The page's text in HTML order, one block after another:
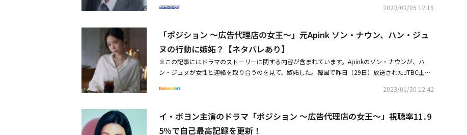
心強いし」と真心を表した。自身の目を避けるハンナの姿から真心を感じたヨンウは「それでは行き
てVCグループの婿になるんだ。すごいな」と淡々と話した。ハンナが「ふざけてるの？」と反応す
ると、ヨンウは彼女の手を握って「行こう。早速、婚姻届から出そう」と言った。ハンナがこれを拒
否すると、ようやく「常務、僕のことが好きですか？」と真剣な会話を求めた。そして「あなたは私
のことが好き？」と聞くハンナに「好きだ。みんなは君のことをキチガイと言っているけれど、僕は
思ってわざとカッとなっているのを見ると、かわいそうだし。本当におかしい。人々が挙げる君の短
た。ただし、彼は「でも、そのすべてを覆ってしまう本当の短所が1つある」とし、ハンナが財閥の
令嬢であることに言及した。ヨンウは「秘書と付き合えば常務の未来は終わるだろう。お嬢さんのこ
るコ・アイン（イ・ボヨン）とカン・ハンナ（ソン・ナウン）の姿が描かれた。この日、カン・ハン
も持たずに入ってきて映像が出来上がっていないとし、レビューしないと伝えた。これにカン・ハン
ナは困惑し、「約束した時間に完成できなかったから、コ常務の敗北でいいですよね？」と聞き、
コ・アインは「約束したのは今日の午後1時、ウウォンプレゼンテーション会場です」と余裕を見せ
た。続いて、彼女はチェ・チャンスにレビューをするなら聞くと話し、チェ・チャンスは競争プレゼ
ンテーションなのに1人でレビューできないと断った。すると、コ・アインは「1分1秒が重要な状況
なので、先に失礼します。ハンナ常務、気になるならウウォンに直接来てみてください」と提案し
の後、後継競争者のカン・ハンスがウウォンプレゼンテーションに来ているのを見て怒ったカン・ハ
ンナは「コ・アインは全部知って私を呼んだようだが、これが私をはめているのか、手伝ってくれて
2023/02/05 12:15
「ポジション ～広告代理店の女王～」元Apink ソン・ナウン、ハン・ジュ
ヌの行動に嫉妬？【ネタバレあり】
※この記事にはドラマのストーリーに関する内容が含まれています。Apinkのソン・ナウンが、ハ
ン・ジュヌが女性と連絡を取り合うのを見て、嫉妬した。韓国で昨日（29日）放送されたJTBC土日
（ハン・ジュヌ）に対するカン・ハンナ（ソン・ナウン）の好意が明らかになった。この日、パク・
て笑ってるの？」と気に食わない顔をした。これに対し「知ってる女の人」と答えると、さらにカッ
とした彼女は「今、業務時間なのに女の人とトークのやりとりして笑ってるの？ こんなに重要な時
2023/01/30 12:42
イ・ボヨン主演のドラマ「ポジション ～広告代理店の女王～」視聴率11․9
5％で自己最高記録を更新！